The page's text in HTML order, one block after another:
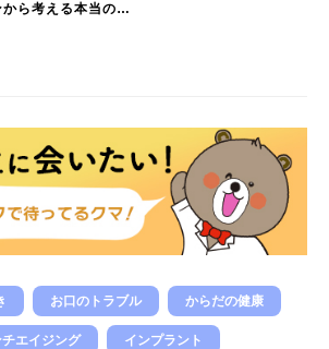
から考える本当の…
お口のトラブル からだの健康
チエイジング インプラント